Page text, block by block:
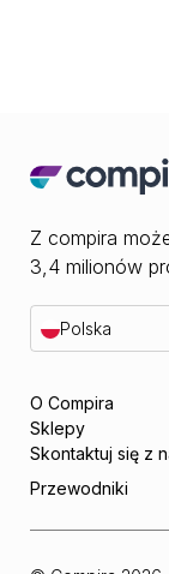
Z compira
3,4 milionów
Polska
O Compira
Sklepy
Skontaktuj się z
Przewodniki